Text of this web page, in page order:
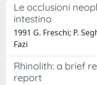
Le occlusioni
intestino
1991 G. Freschi; P.
Fazi
Rhinolith: a brief
report